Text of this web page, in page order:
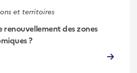
et territoires
renouvellement des zones
?